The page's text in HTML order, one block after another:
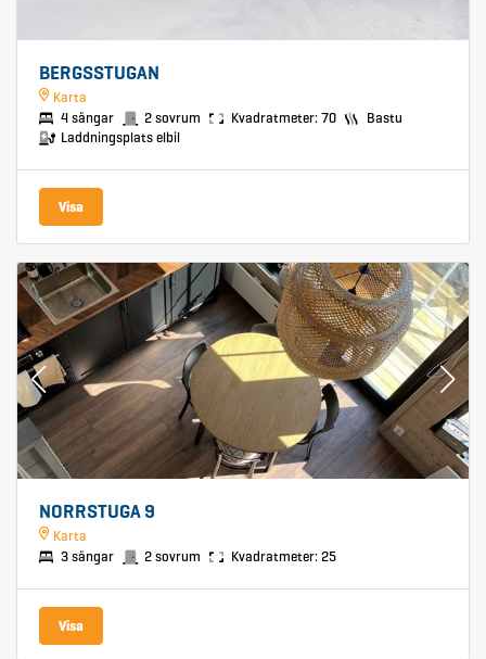
BERGSSTUGAN
Karta
4 sängar 2 sovrum Kvadratmeter: 70
Bastu
Laddningsplats elbil
Visa
NORRSTUGA 9
Karta
3 sängar 2 sovrum Kvadratmeter: 25
Visa